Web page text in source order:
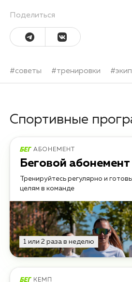
Поделиться
#советы #тренировки #
Спортивные
АБОНЕМЕНТ
Беговой абонемент
Тренируйтесь регулярно и
целям в команде
1 или 2 раза в неделю
КЕМП